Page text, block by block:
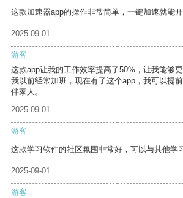
这款加速器app的操作非常简单，一键加速就能开
2025-09-01
游客
这款app让我的工作效率提高了50%，让我能够
我以前经常加班，现在有了这个app，我可以提
伴家人。
2025-09-01
游客
这款学习软件的社区氛围非常好，可以与其他学
2025-09-01
游客